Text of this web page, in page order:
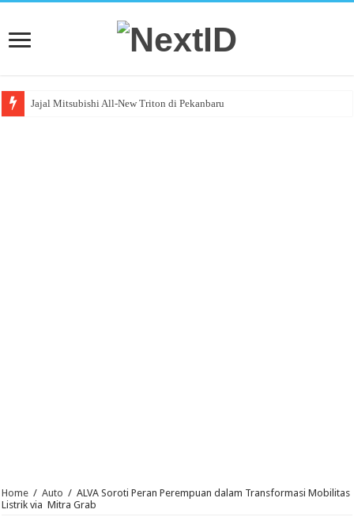
Jajal Mitsubishi All-New Triton di Pekanbaru
Home / Auto / ALVA Soroti Peran Perempuan dalam Transformasi Mobilitas
Listrik via Mitra Grab